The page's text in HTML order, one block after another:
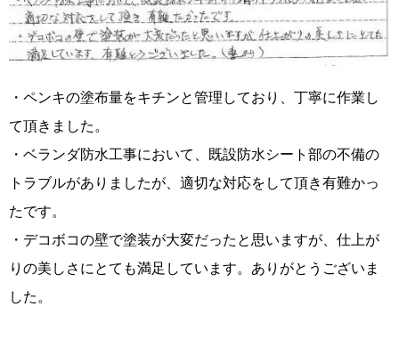
・ペンキの塗布量をキチンと管理しており、丁寧に作業し
て頂きました。
・ベランダ防水工事において、既設防水シート部の不備の
トラブルがありましたが、適切な対応をして頂き有難かっ
たです。
・デコボコの壁で塗装が大変だったと思いますが、仕上が
りの美しさにとても満足しています。ありがとうございま
した。